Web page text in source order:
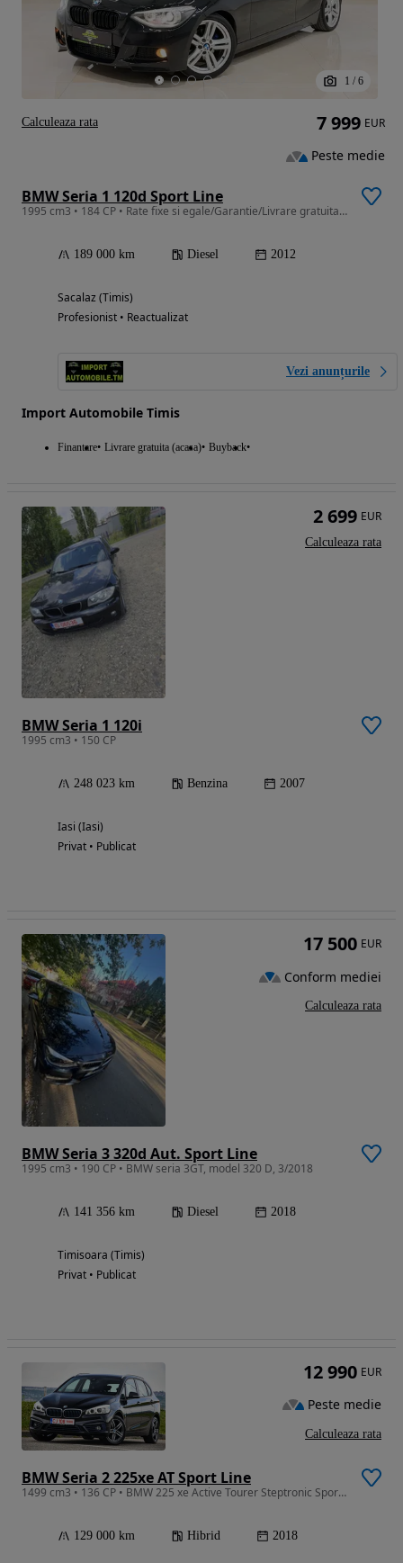
1 / 6
BMW Seria 1 120d Sport Line
1995 cm3 • 184 CP • Rate fixe si egale/Garantie/Livrare gratuita la domiciliu
189 000 km Diesel 2012
Sacalaz (Timis)
Profesionist • Reactualizat
Vezi anunțurile
Import Automobile Timis
Finantare Livrare gratuita (acasa) Buyback
7 999 EUR
Peste medie
Calculeaza rata
BMW Seria 1 120i
1995 cm3 • 150 CP
248 023 km Benzina 2007
Iasi (Iasi)
Privat • Publicat
2 699 EUR
Calculeaza rata
BMW Seria 3 320d Aut. Sport Line
1995 cm3 • 190 CP • BMW seria 3GT, model 320 D, 3/2018
141 356 km Diesel 2018
Timisoara (Timis)
Privat • Publicat
17 500 EUR
Conform mediei
Calculeaza rata
BMW Seria 2 225xe AT Sport Line
1499 cm3 • 136 CP • BMW 225 xe Active Tourer Steptronic Sport Line
129 000 km Hibrid 2018
12 990 EUR
Peste medie
Calculeaza rata